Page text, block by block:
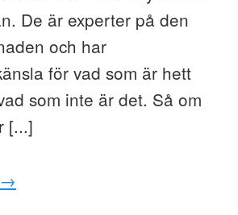
De är experter på den
och har
för vad som är hett
som inte är det. Så om
[...]
→